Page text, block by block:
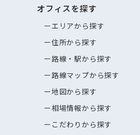
オフィスを探す
エリアから探す
住所から探す
路線・駅から探す
路線マップから探す
地図から探す
相場情報から探す
こだわりから探す